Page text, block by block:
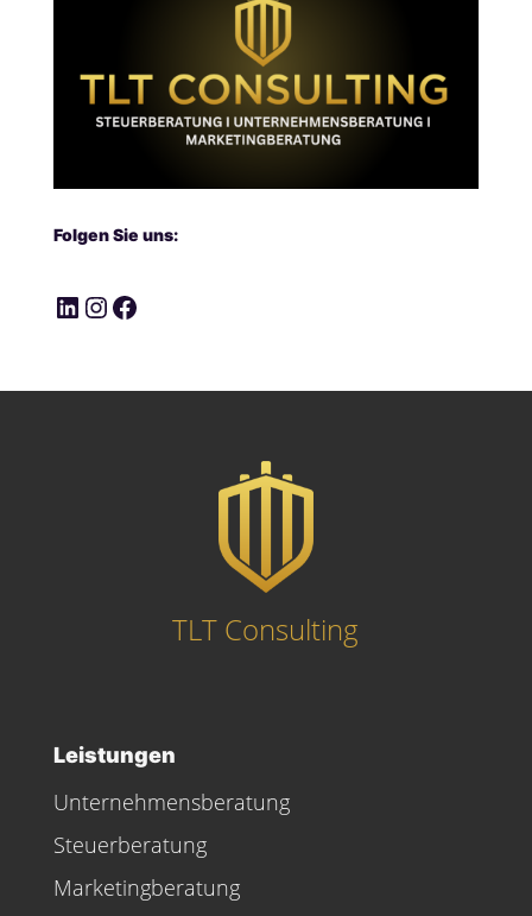
Folgen Sie uns:
LinkedIn
Instagram
Facebook
TLT Consulting
Leistungen
Unternehmensberatung
Steuerberatung
Marketingberatung